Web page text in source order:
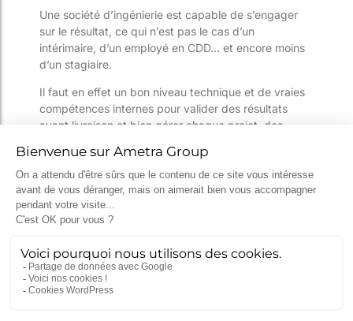
Une société d’ingénierie est capable de s’engager
sur le résultat, ce qui n’est pas le cas d’un
intérimaire, d’un employé en CDD… et encore moins
d’un stagiaire.
Il faut en effet un bon niveau technique et de vraies
compétences internes pour valider des résultats
avant livraison et bien gérer chaque projet, des
L’adaptabilité à la
charge
Une société d’ingénierie offre une vraie souplesse et